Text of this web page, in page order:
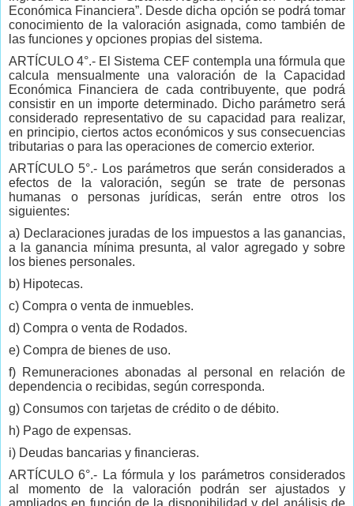
Económica Financiera”. Desde dicha opción se podrá tomar
conocimiento de la valoración asignada, como también de
las funciones y opciones propias del sistema.
ARTÍCULO 4°.- El Sistema CEF contempla una fórmula que
calcula mensualmente una valoración de la Capacidad
Económica Financiera de cada contribuyente, que podrá
consistir en un importe determinado. Dicho parámetro será
considerado representativo de su capacidad para realizar,
en principio, ciertos actos económicos y sus consecuencias
tributarias o para las operaciones de comercio exterior.
ARTÍCULO 5°.- Los parámetros que serán considerados a
efectos de la valoración, según se trate de personas
humanas o personas jurídicas, serán entre otros los
siguientes:
a) Declaraciones juradas de los impuestos a las ganancias,
a la ganancia mínima presunta, al valor agregado y sobre
los bienes personales.
b) Hipotecas.
c) Compra o venta de inmuebles.
d) Compra o venta de Rodados.
e) Compra de bienes de uso.
f) Remuneraciones abonadas al personal en relación de
dependencia o recibidas, según corresponda.
g) Consumos con tarjetas de crédito o de débito.
h) Pago de expensas.
i) Deudas bancarias y financieras.
ARTÍCULO 6°.- La fórmula y los parámetros considerados
al momento de la valoración podrán ser ajustados y
ampliados en función de la disponibilidad y del análisis de